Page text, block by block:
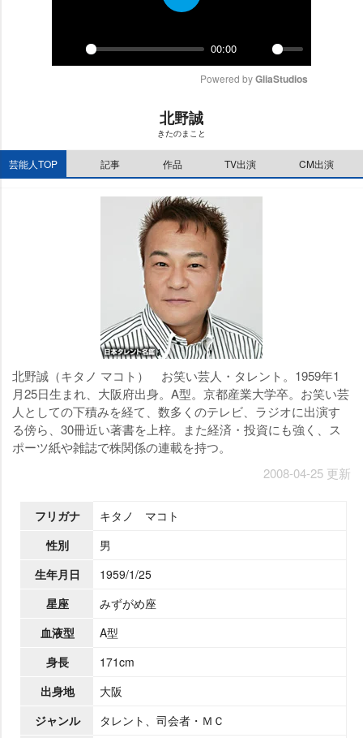
P
00:00
M
u
P
Powered by GliaStudios
北野誠
きたのまこと
芸能人TOP 記事 作品 TV出演 CM出演
北野誠（キタノ マコト） お笑い芸人・タレント。1959年1
月25日生まれ、大阪府出身。A型。京都産業大学卒。お笑い芸
人としての下積みを経て、数多くのテレビ、ラジオに出演す
る傍ら、30冊近い著書を上梓。また経済・投資にも強く、ス
ポーツ紙や雑誌で株関係の連載を持つ。
2008-04-25 更新
フリガナ
キタノ マコト
性別
男
生年月日
1959/1/25
星座
みずがめ座
血液型
A型
身長
171cm
出身地
大阪
ジャンル
タレント、司会者・ＭＣ